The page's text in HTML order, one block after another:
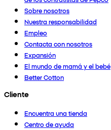
Sobre nosotros
Nuestra responsabilidad
Empleo
Contacta con nosotros
Expansión
El mundo de mamá y el bebé
Better Cotton
Cliente
Encuentra una tienda
Centro de ayuda